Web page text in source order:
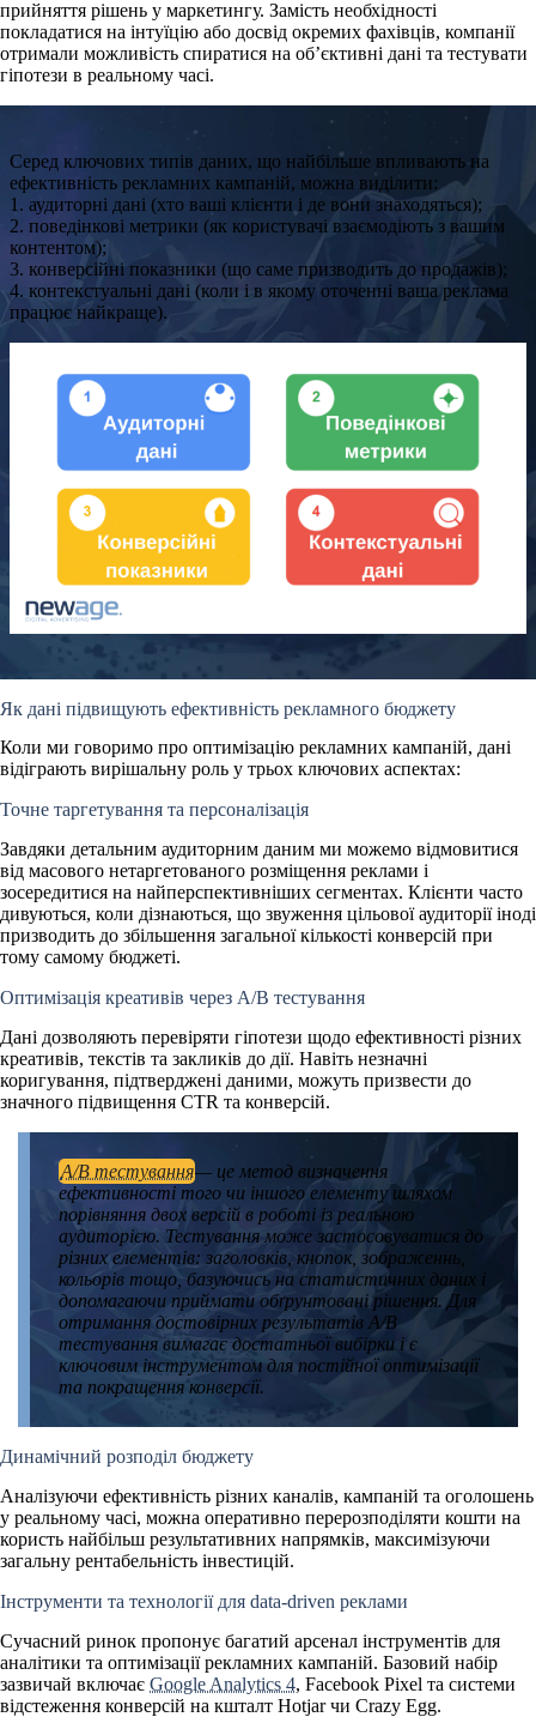
прийняття рішень у маркетингу. Замість необхідності
покладатися на інтуїцію або досвід окремих фахівців, компанії
отримали можливість спиратися на об’єктивні дані та тестувати
гіпотези в реальному часі.
Серед ключових типів даних, що найбільше впливають на
ефективність рекламних кампаній, можна виділити:
1. аудиторні дані (хто ваші клієнти і де вони знаходяться);
2. поведінкові метрики (як користувачі взаємодіють з вашим
контентом);
3. конверсійні показники (що саме призводить до продажів);
4. контекстуальні дані (коли і в якому оточенні ваша реклама
працює найкраще).
Як дані підвищують ефективність рекламного бюджету
Коли ми говоримо про оптимізацію рекламних кампаній, дані
відіграють вирішальну роль у трьох ключових аспектах:
Точне таргетування та персоналізація
Завдяки детальним аудиторним даним ми можемо відмовитися
від масового нетаргетованого розміщення реклами і
зосередитися на найперспективніших сегментах. Клієнти часто
дивуються, коли дізнаються, що звуження цільової аудиторії іноді
призводить до збільшення загальної кількості конверсій при
тому самому бюджеті.
Оптимізація креативів через A/B тестування
Дані дозволяють перевіряти гіпотези щодо ефективності різних
креативів, текстів та закликів до дії. Навіть незначні
коригування, підтверджені даними, можуть призвести до
значного підвищення CTR та конверсій.
A/B тестування— це метод визначення
ефективності того чи іншого елементу шляхом
порівняння двох версій в роботі із реальною
аудиторією. Тестування може застосовуватися до
різних елементів: заголовків, кнопок, зображеннь,
кольорів тощо, базуючись на статистичних даних і
допомагаючи приймати обґрунтовані рішення. Для
отримання достовірних результатів A/B
тестування вимагає достатньої вибірки і є
ключовим інструментом для постійної оптимізації
та покращення конверсії.
Динамічний розподіл бюджету
Аналізуючи ефективність різних каналів, кампаній та оголошень
у реальному часі, можна оперативно перерозподіляти кошти на
користь найбільш результативних напрямків, максимізуючи
загальну рентабельність інвестицій.
Інструменти та технології для data-driven реклами
Сучасний ринок пропонує багатий арсенал інструментів для
аналітики та оптимізації рекламних кампаній. Базовий набір
зазвичай включає Google Analytics 4, Facebook Pixel та системи
відстеження конверсій на кшталт Hotjar чи Crazy Egg.